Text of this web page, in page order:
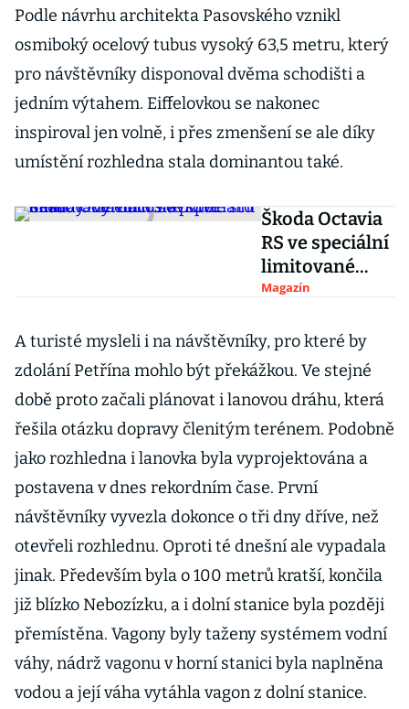
Podle návrhu architekta Pasovského vznikl
osmiboký ocelový tubus vysoký 63,5 metru, který
pro návštěvníky disponoval dvěma schodišti a
jedním výtahem. Eiffelovkou se nakonec
inspiroval jen volně, i přes zmenšení se ale díky
umístění rozhledna stala dominantou také.
Škoda Octavia
RS ve speciální
limitované
edici slaví dvě
Vyrobilo se
pouze sto kusů
Magazín
A turisté mysleli i na návštěvníky, pro které by
zdolání Petřína mohlo být překážkou. Ve stejné
době proto začali plánovat i lanovou dráhu, která
řešila otázku dopravy členitým terénem. Podobně
jako rozhledna i lanovka byla vyprojektována a
postavena v dnes rekordním čase. První
návštěvníky vyvezla dokonce o tři dny dříve, než
otevřeli rozhlednu. Oproti té dnešní ale vypadala
jinak. Především byla o 100 metrů kratší, končila
již blízko Nebozízku, a i dolní stanice byla později
přemístěna. Vagony byly taženy systémem vodní
váhy, nádrž vagonu v horní stanici byla naplněna
vodou a její váha vytáhla vagon z dolní stanice.